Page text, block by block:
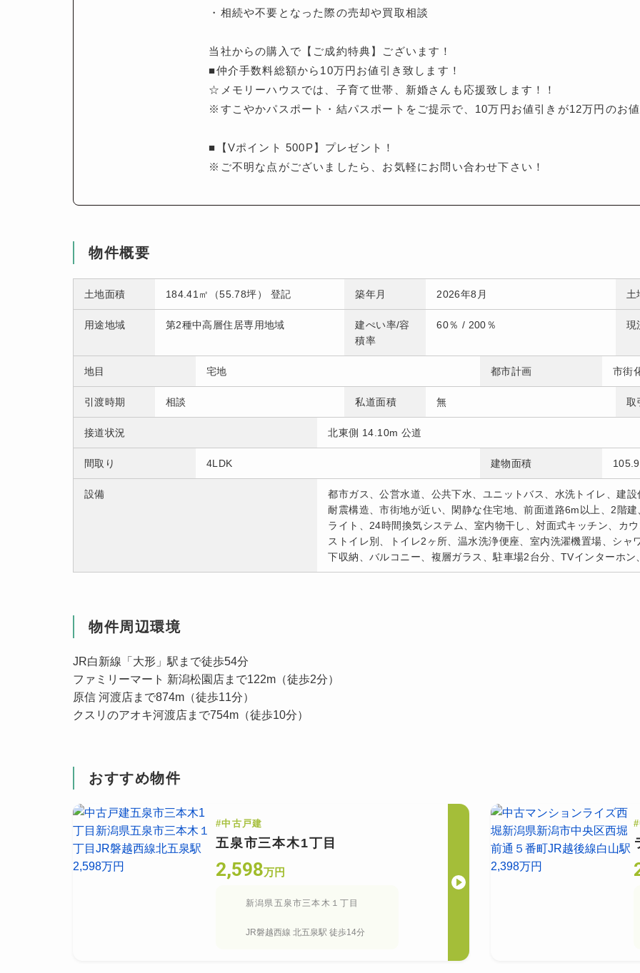
・相続や不要となった際の売却や買取相談
当社からの購入で【ご成約特典】ございます！
■仲介手数料総額から10万円お値引き致します！
☆メモリーハウスでは、子育て世帯、新婚さんも応援致します！！
※すこやかパスポート・結パスポートをご提示で、10万円お値引きが12万円のお
■【Vポイント 500P】プレゼント！
※ご不明な点がございましたら、お気軽にお問い合わせ下さい！
物件概要
土地面積 184.41㎡（55.78坪） 登記 築年月 2026年8月 土
用途地域 第2種中高層住居専用地域
建ぺい率/容
積率
60％ / 200％ 現
地目 宅地 都市計画 市街
引渡時期 相談 私道面積 無 取
接道状況 北東側 14.10m 公道
間取り 4LDK 建物面積
設備
都市ガス、公営水道、公共下水、ユニットバス、水洗トイレ、建
耐震構造、市街地が近い、閑静な住宅地、前面道路6m以上、2階
ライト、24時間換気システム、室内物干し、対面式キッチン、カ
ストイレ別、トイレ2ヶ所、温水洗浄便座、室内洗濯機置場、シ
下収納、バルコニー、複層ガラス、駐車場2台分、TVインターホン
物件周辺環境
JR白新線「大形」駅まで徒歩54分
ファミリーマート 新潟松園店まで122m（徒歩2分）
原信 河渡店まで874m（徒歩11分）
クスリのアオキ河渡店まで754m（徒歩10分）
おすすめ物件
#中古戸建
五泉市三本木1丁目
2,598万円
新潟県五泉市三本木１丁目
JR磐越西線 北五泉駅 徒歩14分
#